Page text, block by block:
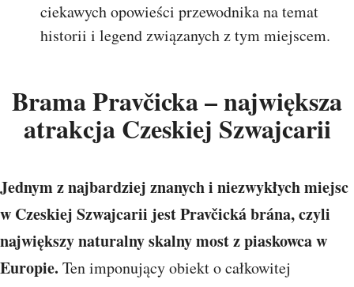
ciekawych opowieści przewodnika na temat
historii i legend związanych z tym miejscem.
Brama Pravčicka – największa
atrakcja Czeskiej Szwajcarii
Jednym z najbardziej znanych i niezwykłych miejsc
w Czeskiej Szwajcarii jest Pravčická brána, czyli
największy naturalny skalny most z piaskowca w
Europie. Ten imponujący obiekt o całkowitej